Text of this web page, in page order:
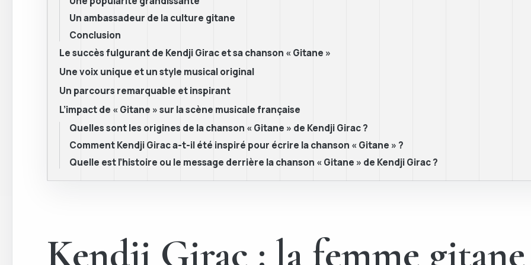
Un ambassadeur de la culture gitane
Conclusion
Le succès fulgurant de Kendji Girac et sa chanson « Gitane »
Une voix unique et un style musical original
Un parcours remarquable et inspirant
L’impact de « Gitane » sur la scène musicale française
Quelles sont les origines de la chanson « Gitane » de Kendji Girac ?
Comment Kendji Girac a-t-il été inspiré pour écrire la chanson « Gitane » ?
Quelle est l’histoire ou le message derrière la chanson « Gitane » de Kendji Girac ?
Kendji Girac : la femme